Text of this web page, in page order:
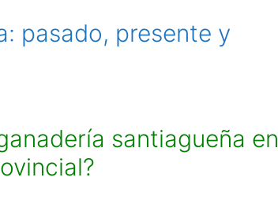
pasado, presente y
santiagueña en